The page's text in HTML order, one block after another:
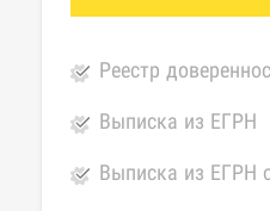
Реестр
Выписка из ЕГРН
Выписка из ЕГРН